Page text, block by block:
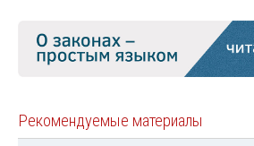
Рекомендуемые материалы